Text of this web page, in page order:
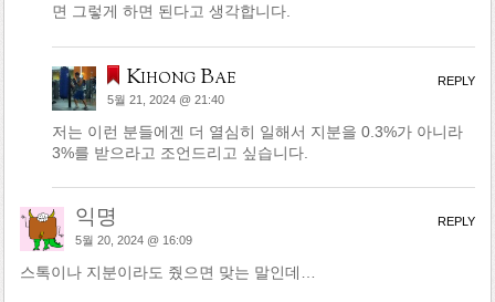
면 그렇게 하면 된다고 생각합니다.
Kihong Bae
5월 21, 2024 @ 21:40
저는 이런 분들에겐 더 열심히 일해서 지분을 0.3%가 아니라
3%를 받으라고 조언드리고 싶습니다.
REPLY
익명
5월 20, 2024 @ 16:09
스톡이나 지분이라도 줬으면 맞는 말인데…
REPLY